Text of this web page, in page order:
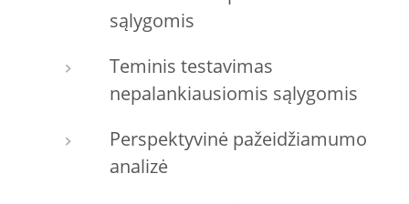
sąlygomis
Teminis testavimas
nepalankiausiomis sąlygomis
Perspektyvinė pažeidžiamumo
analizė